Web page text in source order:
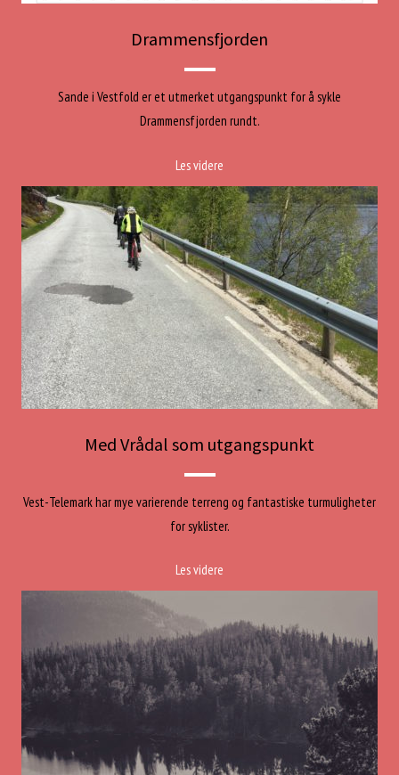
Drammensfjorden
Sande i Vestfold er et utmerket utgangspunkt for å sykle
Drammensfjorden rundt.
Les videre
Med Vrådal som utgangspunkt
Vest-Telemark har mye varierende terreng og fantastiske turmuligheter
for syklister.
Les videre